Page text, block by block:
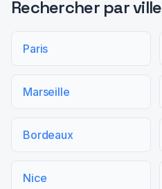
Rechercher par ville
Paris
Marseille
Bordeaux
Nice